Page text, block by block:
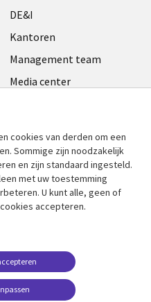
DE&I
Kantoren
Management team
Media center
Support
Legal
Disclaimer
Cookie management
cookies van derden om een
Sommige zijn noodzakelijk
en zijn standaard ingesteld.
met uw toestemming
U kunt alle, geen of
accepteren.